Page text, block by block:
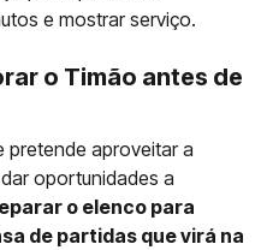
e mostrar serviço.
o Timão antes de
pretende aproveitar a
oportunidades a
o elenco para
de partidas que virá na